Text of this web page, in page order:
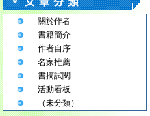
關於作者
書籍簡介
作者自序
名家推薦
書摘試閱
活動看板
（未分類）